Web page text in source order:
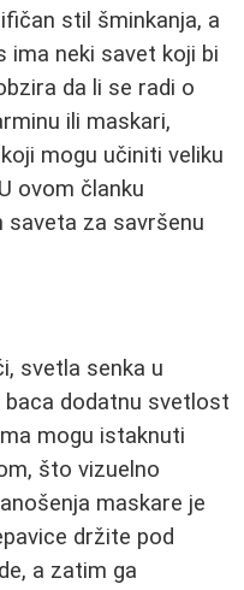
stil šminkanja, a
ima neki savet koji bi
da li se radi o
ili maskari,
mogu učiniti veliku
ovom članku
saveta za savršenu
svetla senka u
dodatnu svetlost
mogu istaknuti
što vizuelno
maskare je
držite pod
a zatim ga